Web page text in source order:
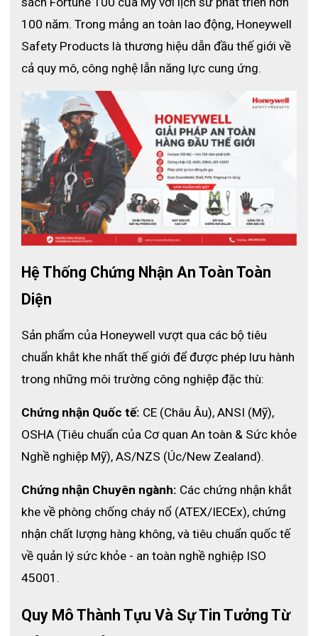
Máy được trang bị kẹp bằng thép không gỉ, có thể
gắn vào thắt lưng để mang theo bên mình mọi lúc
Lớp vỏ chống va đập
Có thể dùng pin sạc hoặc pin Ankaline
Phụ kiện đi kèm
Máy dò đa khí GasAlert Micro 5 Series được tùy chỉnh
để phù hợp với các ứng dụng cụ thể và tối đa hóa hiệu
suất với nhiều phụ kiện khác nhau
Bao da mang theo người có thể gắn vào thắt lưng
Nắp hút bụi
Bộ điều chỉnh
Năm bộ lọc phụ trợ
Nắp hiệu chuẩn
Tua vít
100 năm. Trong mảng an toàn lao động, Honeywell
Safety Products là thương hiệu dẫn đầu thế giới về
cả quy mô, công nghệ lẫn năng lực cung ứng.
Hệ Thống Chứng Nhận An Toàn Toàn
Diện
Sản phẩm của Honeywell vượt qua các bộ tiêu
chuẩn khắt khe nhất thế giới để được phép lưu hành
trong những môi trường công nghiệp đặc thù:
Chứng nhận Quốc tế: CE (Châu Âu), ANSI (Mỹ),
OSHA (Tiêu chuẩn của Cơ quan An toàn & Sức khỏe
Nghề nghiệp Mỹ), AS/NZS (Úc/New Zealand).
Chứng nhận Chuyên ngành: Các chứng nhận khắt
khe về phòng chống cháy nổ (ATEX/IECEx), chứng
nhận chất lượng hàng không, và tiêu chuẩn quốc tế
về quản lý sức khỏe - an toàn nghề nghiệp ISO
45001.
Quy Mô Thành Tựu Và Sự Tin Tưởng Từ